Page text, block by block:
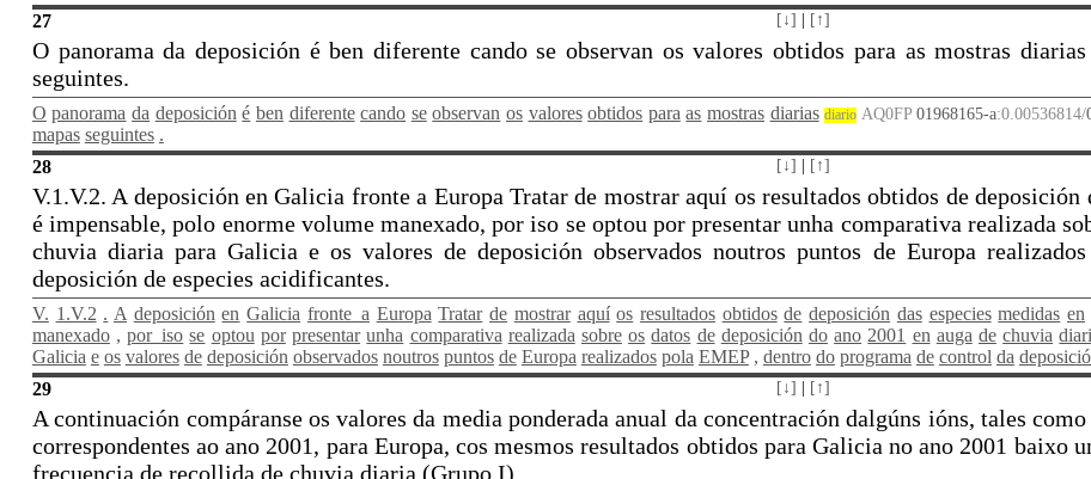
27
[↓] [↑]
O panorama da deposición é ben diferente cando se observan os valores obtidos para as mostras
seguintes.
O panorama da deposición é ben diferente cando se observan os valores obtidos para as mostras diarias diario AQ0FP01968165-a:0.00536814/
mapas seguintes .
28
[↓] [↑]
V.1.V.2. A deposición en Galicia fronte a Europa Tratar de mostrar aquí os resultados obtidos de deposición
é impensable, polo enorme volume manexado, por iso se optou por presentar unha comparativa realizada
chuvia diaria para Galicia e os valores de deposición observados noutros puntos de Europa
deposición de especies acidificantes.
V. 1.V.2 . A deposición en Galicia fronte_a Europa Tratar de mostrar aquí os resultados obtidos de deposición das especies medidas en
manexado , por_iso se optou por presentar unha comparativa realizada sobre os datos de deposición do ano 2001 en auga de chuvia
Galicia e os valores de deposición observados noutros puntos de Europa realizados pola EMEP , dentro do programa de control da
29
[↓] [↑]
A continuación compáranse os valores da media ponderada anual da concentración dalgúns ións, tales
correspondentes ao ano 2001, para Europa, cos mesmos resultados obtidos para Galicia no ano 2001 baixo
frecuencia de recollida de chuvia diaria (Grupo I).